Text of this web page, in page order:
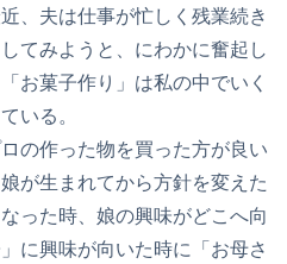
、夫は仕事が忙しく残業続き
てみようと、にわかに奮起し
お菓子作り」は私の中でいく
いる。
の作った物を買った方が良い
が生まれてから方針を変えた
った時、娘の興味がどこへ向
に興味が向いた時に「お母さ